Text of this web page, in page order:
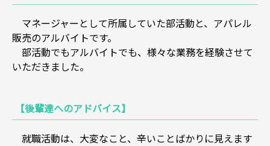
マネージャーとして所属していた部活動と、アパレル
販売のアルバイトです。
部活動でもアルバイトでも、様々な業務を経験させて
いただきました。
【後輩達へのアドバイス】
就職活動は、大変なこと、辛いことばかりに見えます